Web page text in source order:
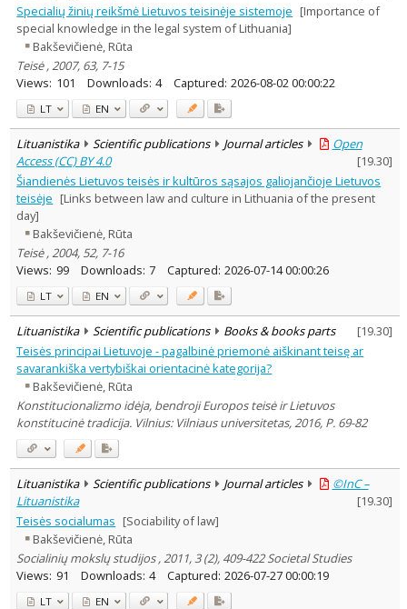
Specialių žinių reikšmė Lietuvos teisinėje sistemoje [Importance of
special knowledge in the legal system of Lithuania]
Bakševičienė, Rūta
Teisė , 2007, 63, 7-15
Views: 101 Downloads: 4 Captured: 2026-08-02 00:00:22
LT EN
Lituanistika Scientific publications Journal articles
Open
Access (CC) BY 4.0
[19.30]
Šiandienės Lietuvos teisės ir kultūros sąsajos galiojančioje Lietuvos
teisėje [Links between law and culture in Lithuania of the present
day]
Bakševičienė, Rūta
Teisė , 2004, 52, 7-16
Views: 99 Downloads: 7 Captured: 2026-07-14 00:00:26
LT EN
Lituanistika Scientific publications Books & books parts [19.30]
Teisės principai Lietuvoje - pagalbinė priemonė aiškinant teisę ar
savarankiška vertybiškai orientacinė kategorija?
Bakševičienė, Rūta
Konstitucionalizmo idėja, bendroji Europos teisė ir Lietuvos
konstitucinė tradicija. Vilnius: Vilniaus universitetas, 2016, P. 69-82
Lituanistika Scientific publications Journal articles
©InC –
Lituanistika
[19.30]
Teisės socialumas [Sociability of law]
Bakševičienė, Rūta
Socialinių mokslų studijos , 2011, 3 (2), 409-422 Societal Studies
Views: 91 Downloads: 4 Captured: 2026-07-27 00:00:19
LT EN